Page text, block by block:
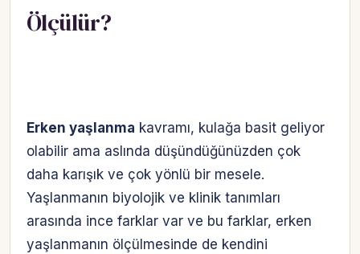
Ölçülür?
Erken yaşlanma kavramı, kulağa basit geliyor
olabilir ama aslında düşündüğünüzden çok
daha karışık ve çok yönlü bir mesele.
Yaşlanmanın biyolojik ve klinik tanımları
arasında ince farklar var ve bu farklar, erken
yaşlanmanın ölçülmesinde de kendini